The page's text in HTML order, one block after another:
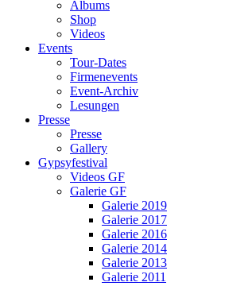
Albums
Shop
Videos
Events
Tour-Dates
Firmenevents
Event-Archiv
Lesungen
Presse
Presse
Gallery
Gypsyfestival
Videos GF
Galerie GF
Galerie 2019
Galerie 2017
Galerie 2016
Galerie 2014
Galerie 2013
Galerie 2011